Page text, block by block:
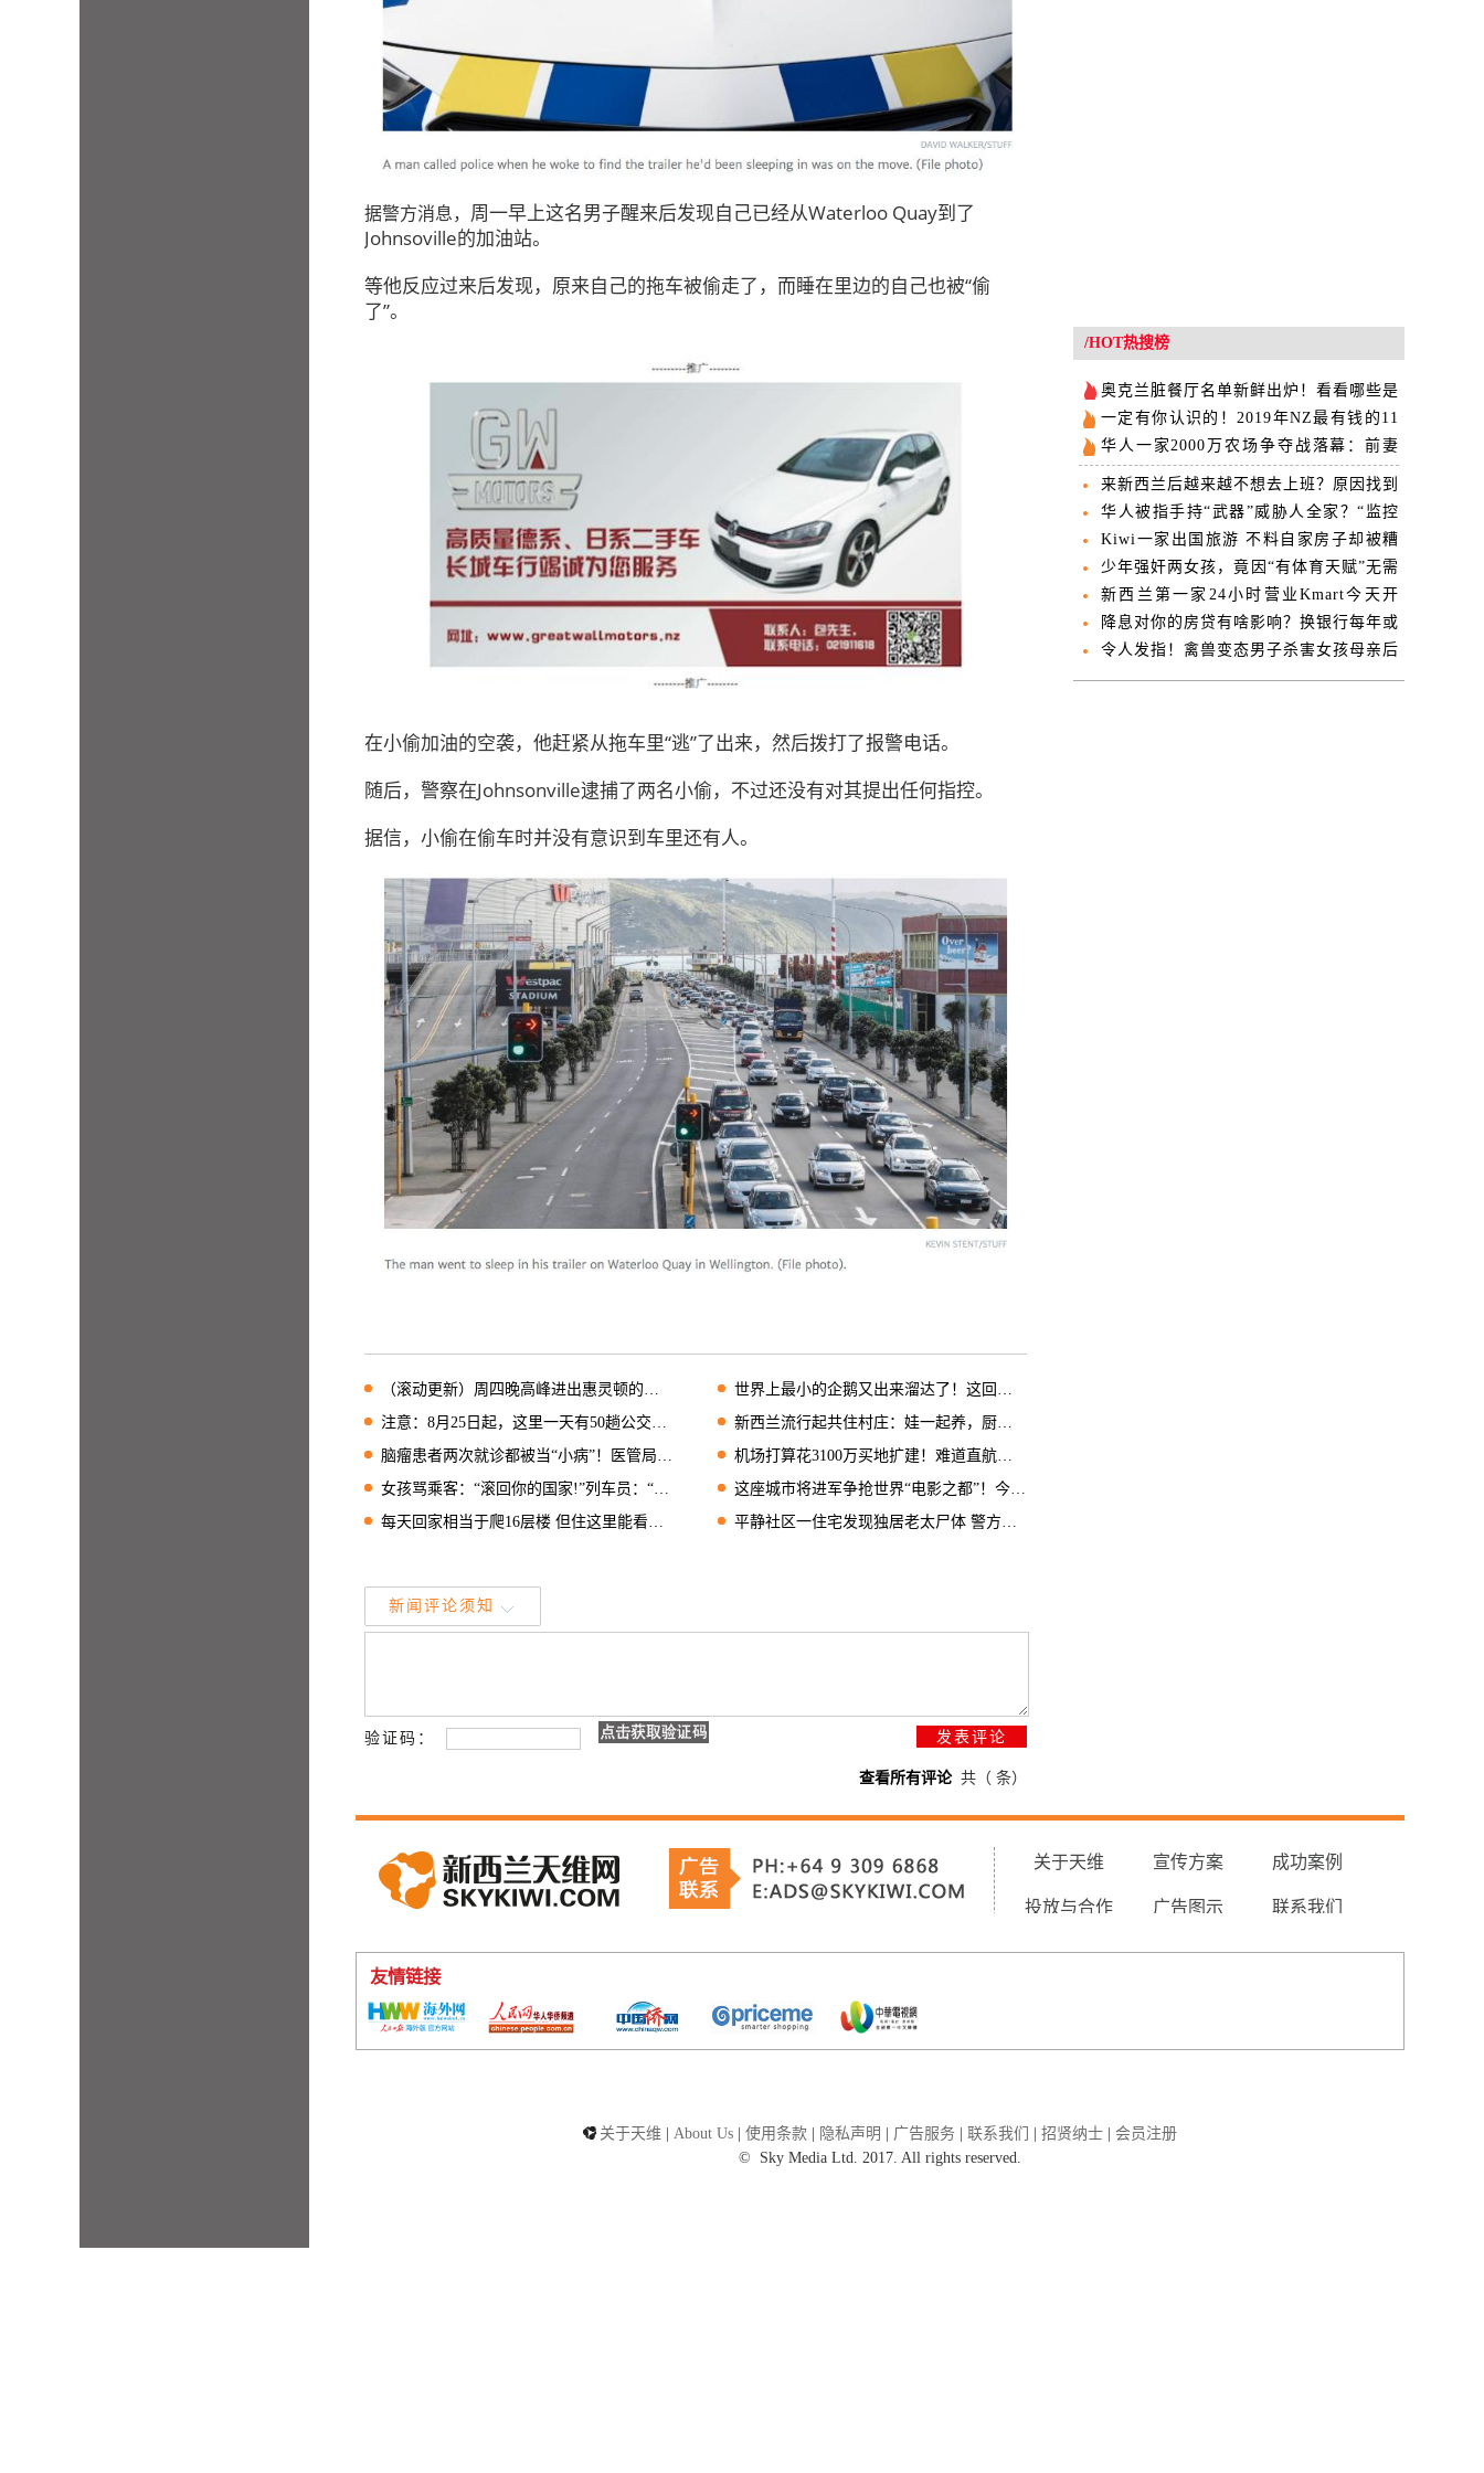
据警方消息， 周一早上这名男子醒来后发现自己已经从Waterloo Quay到了
Johnsoville的加油站。
等他反应过来后发现，原来自己的拖车被偷走了，而睡在里边的自己也被“偷
了”。
在小偷加油的空袭，他赶紧从拖车里“逃”了出来，然后拨打了报警电话。
随后，警察在Johnsonville逮捕了两名小偷，不过还没有对其提出任何指控。
据信，小偷在偷车时并没有意识到车里还有人。
（滚动更新）周四晚高峰进出惠灵顿的这两条火车线路暂停服务
世界上最小的企鹅又出来溜达了！这回是在火车站！
注意：8月25日起，这里一天有50趟公交要取消！
新西兰流行起共住村庄：娃一起养，厨房饭厅也共享？
脑瘤患者两次就诊都被当“小病”！医管局道歉了
机场打算花3100万买地扩建！难道直航有望了？
女孩骂乘客：“滚回你的国家!”列车员：“请你下车!”
这座城市将进军争抢世界“电影之都”！今年11月见分晓
每天回家相当于爬16层楼 但住这里能看豪华海景
平静社区一住宅发现独居老太尸体 警方严密封锁现场
新闻评论须知
验证码：
查看所有评论共（ 条）
/HOT热搜榜
奥克兰脏餐厅名单新鲜出炉！看看哪些是
你吃过的？
一定有你认识的！2019年NZ最有钱的11
位华人是...
华人一家2000万农场争夺战落幕：前妻
“出局”
来新西兰后越来越不想去上班？原因找到
了
华人被指手持“武器”威胁人全家？“监控
丢了”
Kiwi一家出国旅游 不料自家房子却被糟
蹋成这样
少年强奸两女孩，竟因“有体育天赋”无需
坐牢
新西兰第一家24小时营业Kmart今天开
业！这些福利别错过
降息对你的房贷有啥影响？换银行每年或
省4000刀
令人发指！禽兽变态男子杀害女孩母亲后
将女孩强奸
关于天维 宣传方案 成功案例
投放与合作 广告图示 联系我们
友情链接
关于天维 About Us 使用条款 隐私声明 广告服务 联系我们 招贤纳士
会员注册
©
Sky Media Ltd. 2017. All rights reserved.